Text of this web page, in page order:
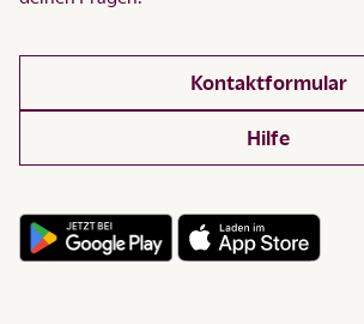
Kontaktformular
Hilfe